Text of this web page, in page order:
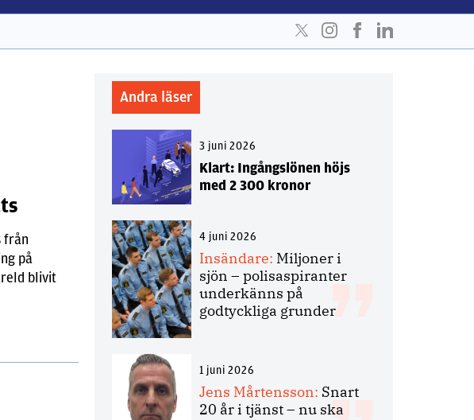
från
på
blivit
Andra läser
3 juni 2026
Klart: Ingångslönen höjs
med 2 300 kronor
4 juni 2026
Insändare: Miljoner i
sjön – polisaspiranter
underkänns på
godtyckliga grunder
1 juni 2026
Jens Mårtensson: Snart
20 år i tjänst – nu ska